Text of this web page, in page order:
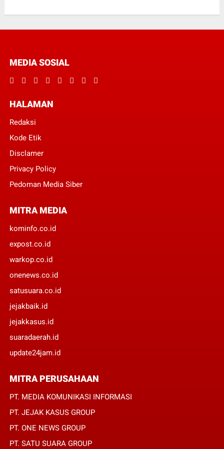
MEDIA SOSIAL
HALAMAN
Redaksi
Kode Etik
Disclamer
Privacy Policy
Pedoman Media Siber
MITRA MEDIA
kominfo.co.id
expost.co.id
warkop.co.id
onenews.co.id
satusuara.co.id
jejakbaik.id
jejakkasus.id
suaradaerah.id
update24jam.id
MITRA PERUSAHAAN
PT. MEDIA KOMUNIKASI INFORMASI
PT. JEJAK KASUS GROUP
PT. ONE NEWS GROUP
PT. SATU SUARA GROUP